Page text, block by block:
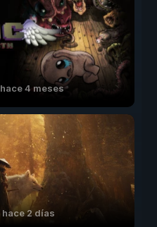
hace 4 meses
hace 2 días